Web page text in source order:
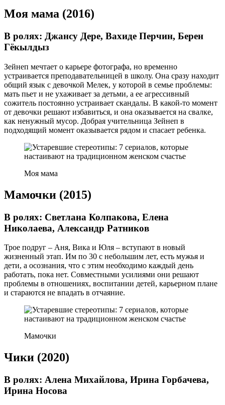
Моя мама (2016)
В ролях: Джансу Дере, Вахиде Перчин, Берен
Гёкылдыз
Зейнеп мечтает о карьере фотографа, но временно
устраивается преподавательницей в школу. Она сразу находит
общий язык с девочкой Мелек, у которой в семье проблемы:
мать пьет и не ухаживает за детьми, а ее агрессивный
сожитель постоянно устраивает скандалы. В какой-то момент
от девочки решают избавиться, и она оказывается на свалке,
как ненужный мусор. Добрая учительница Зейнеп в
подходящий момент оказывается рядом и спасает ребенка.
Моя мама
Мамочки (2015)
В ролях: Светлана Колпакова, Елена
Николаева, Александр Ратников
Трое подруг – Аня, Вика и Юля – вступают в новый
жизненный этап. Им по 30 с небольшим лет, есть мужья и
дети, а осознания, что с этим необходимо каждый день
работать, пока нет. Совместными усилиями они решают
проблемы в отношениях, воспитании детей, карьерном плане
и стараются не впадать в отчаяние.
Мамочки
Чики (2020)
В ролях: Алена Михайлова, Ирина Горбачева,
Ирина Носова